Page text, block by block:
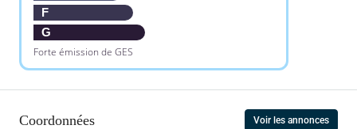
F
G
Forte émission de GES
Coordonnées Voir les annonces